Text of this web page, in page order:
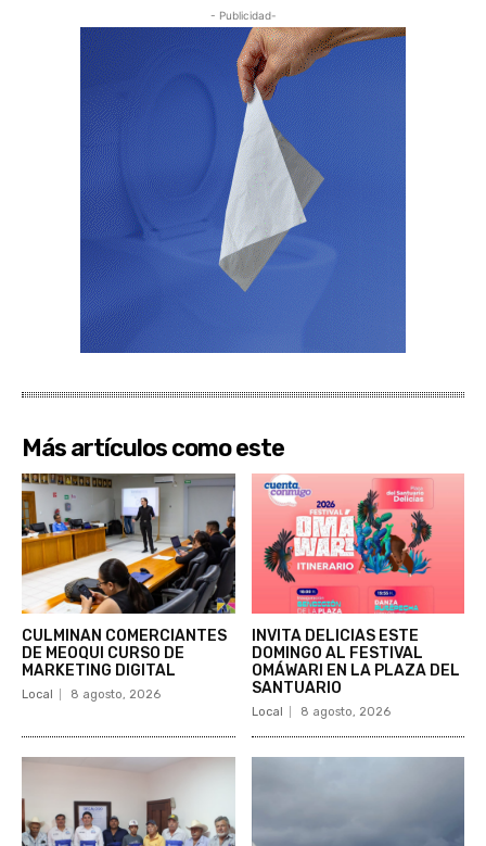
- Publicidad-
Más artículos como este
CULMINAN COMERCIANTES
DE MEOQUI CURSO DE
MARKETING DIGITAL
Local 8 agosto, 2026
INVITA DELICIAS ESTE
DOMINGO AL FESTIVAL
OMÁWARI EN LA PLAZA DEL
SANTUARIO
Local 8 agosto, 2026